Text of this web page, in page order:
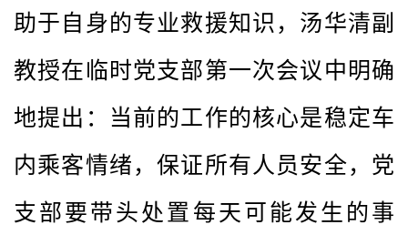
助于自身的专业救援知识，汤华清副
教授在临时党支部第一次会议中明确
地提出：当前的工作的核心是稳定车
内乘客情绪，保证所有人员安全，党
支部要带头处置每天可能发生的事